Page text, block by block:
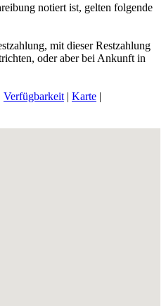
notiert ist, gelten folgende
mit dieser Restzahlung
oder aber bei Ankunft in
Verfügbarkeit | Karte |